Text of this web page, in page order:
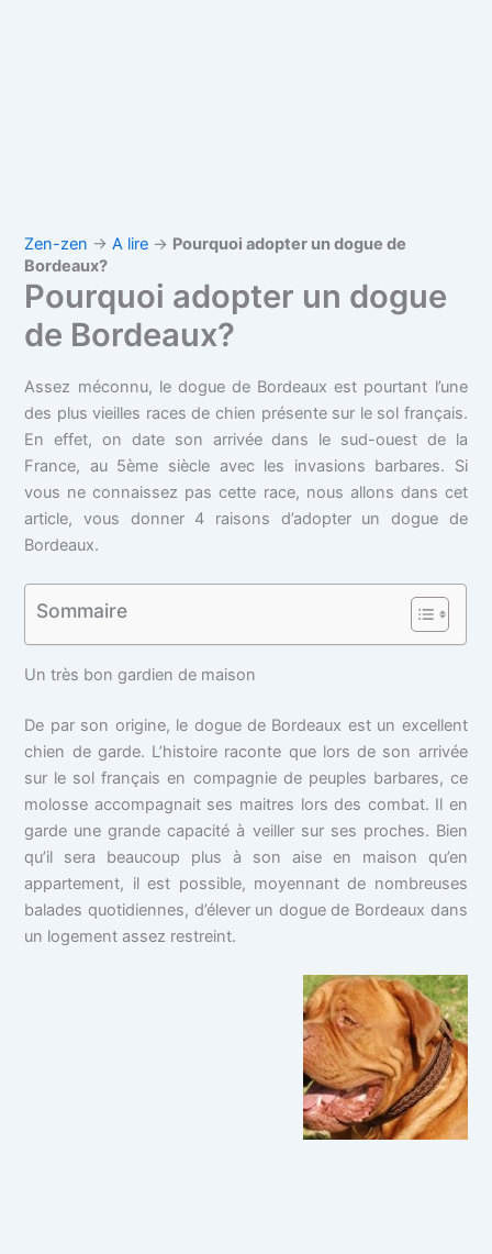
Zen-zen →A lire → Pourquoi adopter un dogue de
Bordeaux?
Pourquoi adopter un dogue
de Bordeaux?
Assez méconnu, le dogue de Bordeaux est pourtant l’une
des plus vieilles races de chien présente sur le sol français.
En effet, on date son arrivée dans le sud-ouest de la
France, au 5ème siècle avec les invasions barbares. Si
vous ne connaissez pas cette race, nous allons dans cet
article, vous donner 4 raisons d’adopter un dogue de
Bordeaux.
Sommaire
Un très bon gardien de maison
De par son origine, le dogue de Bordeaux est un excellent
chien de garde. L’histoire raconte que lors de son arrivée
sur le sol français en compagnie de peuples barbares, ce
molosse accompagnait ses maitres lors des combat. Il en
garde une grande capacité à veiller sur ses proches. Bien
qu’il sera beaucoup plus à son aise en maison qu’en
appartement, il est possible, moyennant de nombreuses
balades quotidiennes, d’élever un dogue de Bordeaux dans
un logement assez restreint.